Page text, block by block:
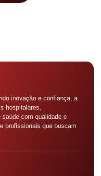
inovação e confiança, a
hospitalares,
com qualidade e
profissionais que buscam